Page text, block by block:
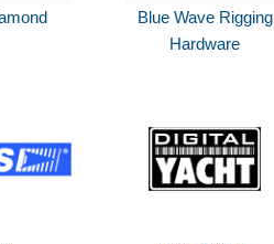
Blue Wave Rigging
Hardware